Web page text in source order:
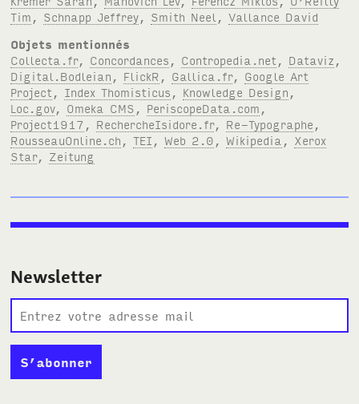
Tim , Schnapp Jeffrey, Smith Neel ,Vallance David
Objets mentionnés
Collecta.fr, Concordances , Contropedia.net , Dataviz ,
Digital.Bodleian , FlickR , Gallica.fr, Google Art
Project , Index Thomisticus , Knowledge Design ,
Loc.gov, Omeka CMS , PeriscopeData.com ,
Project1917 , RechercheIsidore.fr, Re-Typographe ,
RousseauOnline.ch ,TEI ,Web 2.0 ,Wikipedia , Xerox
Star, Zeitung
Newsletter